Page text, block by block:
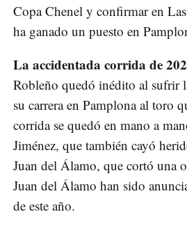
Copa Chenel y confirmar en
ha ganado un puesto en
La accidentada corrida de
Robleño quedó inédito al sufrir
su carrera en Pamplona al toro
corrida se quedó en mano a
Jiménez, que también cayó
Juan del Álamo, que cortó una
Juan del Álamo han sido
de este año.